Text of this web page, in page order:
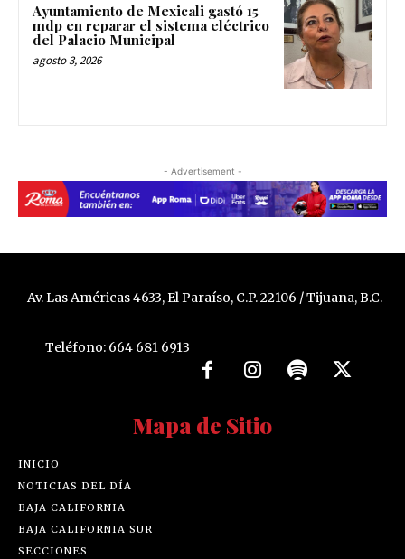
Ayuntamiento de Mexicali gastó 15
mdp en reparar el sistema eléctrico
del Palacio Municipal
agosto 3, 2026
- Advertisement -
Av. Las Américas 4633, El Paraíso, C.P. 22106 / Tijuana, B.C.
Teléfono: 664 681 6913
Mapa de Sitio
INICIO
NOTICIAS DEL DÍA
BAJA CALIFORNIA
BAJA CALIFORNIA SUR
SECCIONES